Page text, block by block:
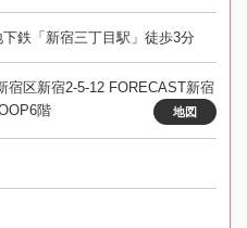
鉄「新宿三丁目駅」徒歩3分
宿区新宿2-5-12 FORECAST新宿
階
地図